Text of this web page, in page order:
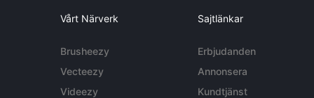
Vårt Närverk
Brusheezy
Vecteezy
Videezy
Sajtlänkar
Erbjudanden
Annonsera
Kundtjänst